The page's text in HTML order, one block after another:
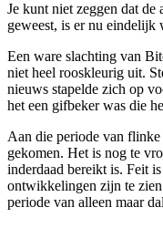
Je kunt niet zeggen dat
geweest, is er nu eindelijk
Een ware slachting van
niet heel rooskleurig uit.
nieuws stapelde zich op
het een gifbeker was die
Aan die periode van
gekomen. Het is nog te
inderdaad bereikt is. Feit
ontwikkelingen zijn te
periode van alleen maar